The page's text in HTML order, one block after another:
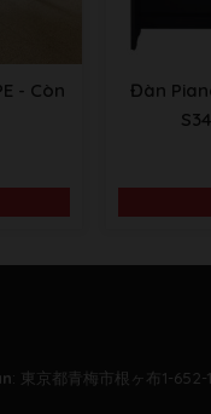
- Còn
Đàn
: 東京都青梅市根ヶ布1-652-